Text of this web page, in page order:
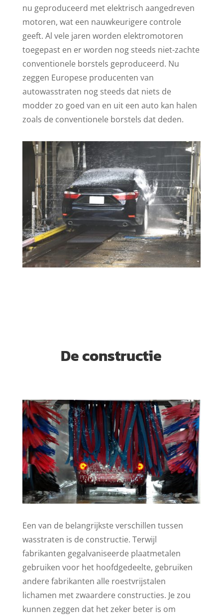
nu geproduceerd met elektrisch aangedreven
motoren, wat een nauwkeurigere controle
geeft. Al vele jaren worden elektromotoren
toegepast en er worden nog steeds niet-zachte
conventionele borstels geproduceerd. Nu
zeggen Europese producenten van
autowasstraten nog steeds dat niets de
modder zo goed van en uit een auto kan halen
zoals de conventionele borstels dat deden.
De constructie
Een van de belangrijkste verschillen tussen
wasstraten is de constructie. Terwijl
fabrikanten gegalvaniseerde plaatmetalen
gebruiken voor het hoofdgedeelte, gebruiken
andere fabrikanten alle roestvrijstalen
lichamen met zwaardere constructies. Je zou
kunnen zeggen dat het zeker beter is om